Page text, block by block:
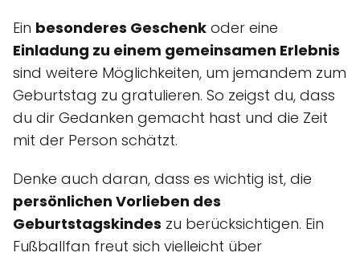
Ein besonderes Geschenk oder eine
Einladung zu einem gemeinsamen Erlebnis
sind weitere Möglichkeiten, um jemandem zum
Geburtstag zu gratulieren. So zeigst du, dass
du dir Gedanken gemacht hast und die Zeit
mit der Person schätzt.
Denke auch daran, dass es wichtig ist, die
persönlichen Vorlieben des
Geburtstagskindes zu berücksichtigen. Ein
Fußballfan freut sich vielleicht über